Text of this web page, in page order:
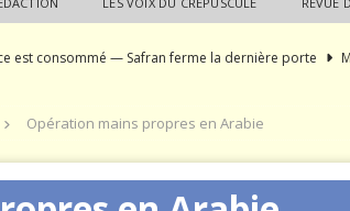
est consommé — Safran ferme la dernière porte
France paie trois fois
JÉRÔME DENARIEZ
Opération mains propres en Arabie